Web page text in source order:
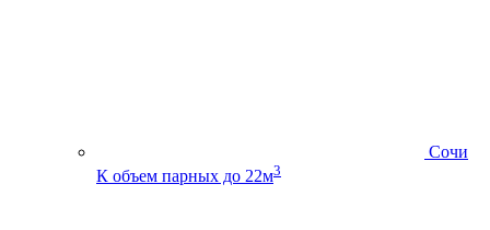
Сочи
К объем парных до 22м3